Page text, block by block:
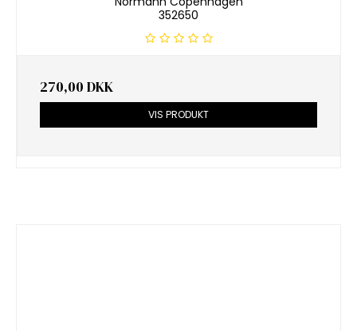
352650
270,00 DKK
VIS PRODUKT